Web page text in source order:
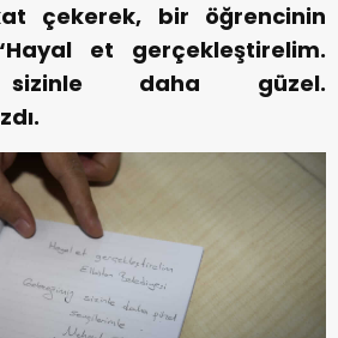
çekerek, bir öğrencinin
et gerçekleştirelim.
sizinle daha güzel.